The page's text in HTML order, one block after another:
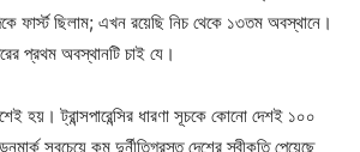
ফার্স্ট ছিলাম; এখন রয়েছি নিচ থেকে ১৩তম অবস্থানে।
প্রথম অবস্থানটি চাই যে।
হয়। ট্রান্সপারেন্সির ধারণা সূচকে কোনো দেশই ১০০
সবচেয়ে কম দুর্নীতিগ্রস্ত দেশের স্বীকৃতি পেয়েছে